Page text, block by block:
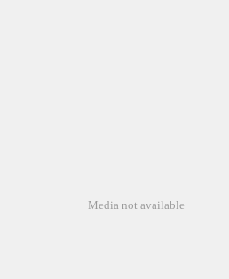
Media not available